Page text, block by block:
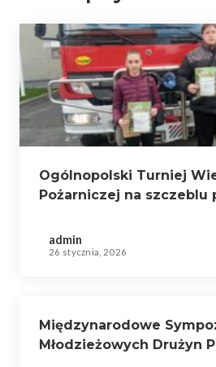
Ogólnopolski Turniej
Pożarniczej na szczeblu
admin
26 stycznia, 2026
Międzynarodowe
Młodzieżowych Drużyn